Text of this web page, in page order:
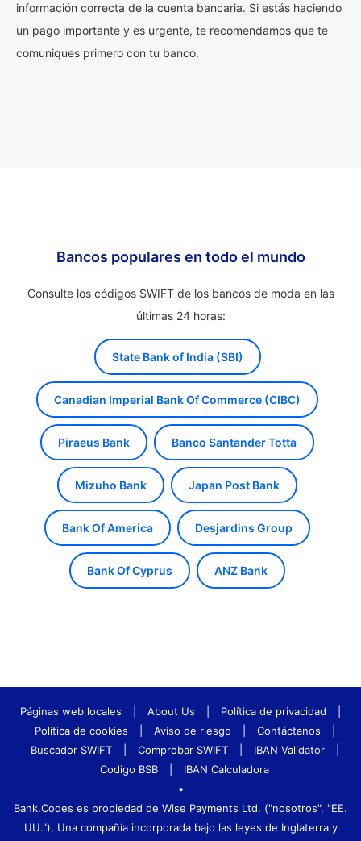
información correcta de la cuenta bancaria. Si estás haciendo
un pago importante y es urgente, te recomendamos que te
comuniques primero con tu banco.
Bancos populares en todo el mundo
Consulte los códigos SWIFT de los bancos de moda en las
últimas 24 horas:
State Bank of India (SBI)
Canadian Imperial Bank Of Commerce (CIBC)
Piraeus Bank Banco Santander Totta
Mizuho Bank Japan Post Bank
Bank Of America Desjardins Group
Bank Of Cyprus ANZ Bank
Páginas web locales About Us Política de privacidad
Política de cookies
Aviso de riesgo Contáctanos
Buscador SWIFT
Comprobar SWIFT IBAN Validator
Codigo BSB
IBAN Calculadora
•
Bank.Codes es propiedad de Wise Payments Ltd. ("nosotros", "EE.
UU."), Una compañía incorporada bajo las leyes de Inglaterra y